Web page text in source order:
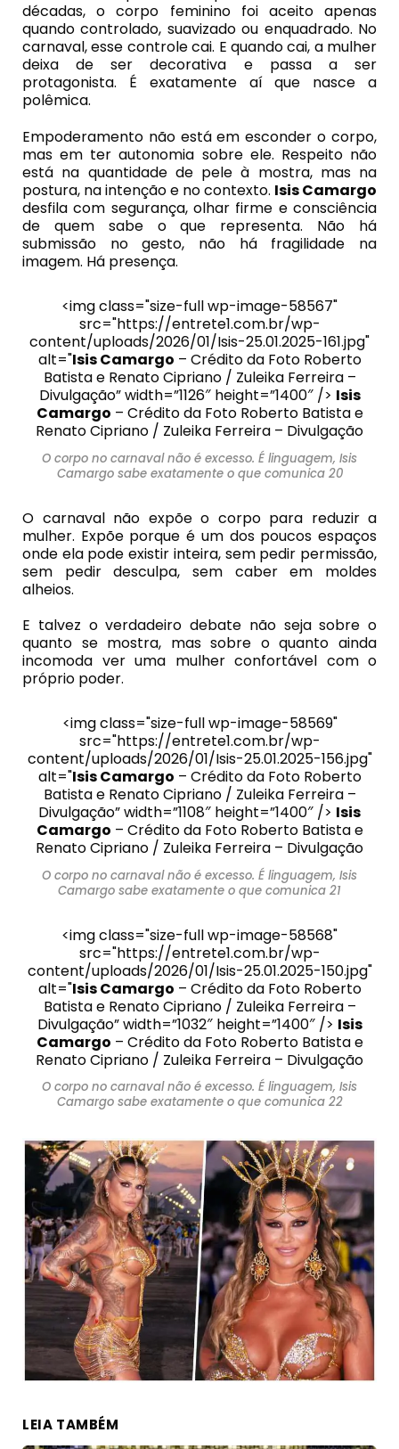
décadas, o corpo feminino foi aceito apenas
quando controlado, suavizado ou enquadrado. No
carnaval, esse controle cai. E quando cai, a mulher
deixa de ser decorativa e passa a ser
protagonista. É exatamente aí que nasce a
polêmica.
Empoderamento não está em esconder o corpo,
mas em ter autonomia sobre ele. Respeito não
está na quantidade de pele à mostra, mas na
postura, na intenção e no contexto. Isis Camargo
desfila com segurança, olhar firme e consciência
de quem sabe o que representa. Não há
submissão no gesto, não há fragilidade na
imagem. Há presença.
<img class="size-full wp-image-58567"
src="https://entrete1.com.br/wp-
content/uploads/2026/01/Isis-25.01.2025-161.jpg"
alt="Isis Camargo – Crédito da Foto Roberto
Batista e Renato Cipriano / Zuleika Ferreira –
Divulgação” width=”1126″ height=”1400″ /> Isis
Camargo – Crédito da Foto Roberto Batista e
Renato Cipriano / Zuleika Ferreira – Divulgação
O corpo no carnaval não é excesso. É linguagem, Isis
Camargo sabe exatamente o que comunica 20
O carnaval não expõe o corpo para reduzir a
mulher. Expõe porque é um dos poucos espaços
onde ela pode existir inteira, sem pedir permissão,
sem pedir desculpa, sem caber em moldes
alheios.
E talvez o verdadeiro debate não seja sobre o
quanto se mostra, mas sobre o quanto ainda
incomoda ver uma mulher confortável com o
próprio poder.
<img class="size-full wp-image-58569"
src="https://entrete1.com.br/wp-
content/uploads/2026/01/Isis-25.01.2025-156.jpg"
alt="Isis Camargo – Crédito da Foto Roberto
Batista e Renato Cipriano / Zuleika Ferreira –
Divulgação” width=”1108″ height=”1400″ /> Isis
Camargo – Crédito da Foto Roberto Batista e
Renato Cipriano / Zuleika Ferreira – Divulgação
O corpo no carnaval não é excesso. É linguagem, Isis
Camargo sabe exatamente o que comunica 21
<img class="size-full wp-image-58568"
src="https://entrete1.com.br/wp-
content/uploads/2026/01/Isis-25.01.2025-150.jpg"
alt="Isis Camargo – Crédito da Foto Roberto
Batista e Renato Cipriano / Zuleika Ferreira –
Divulgação” width=”1032″ height=”1400″ /> Isis
Camargo – Crédito da Foto Roberto Batista e
Renato Cipriano / Zuleika Ferreira – Divulgação
O corpo no carnaval não é excesso. É linguagem, Isis
Camargo sabe exatamente o que comunica 22
LEIA TAMBÉM